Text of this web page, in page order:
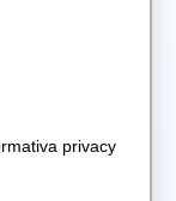
privacy